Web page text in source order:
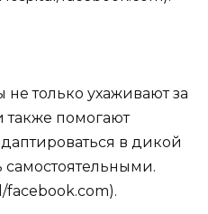
не только ухаживают за
помогают
в дикой
самостоятельными.
facebook.com).